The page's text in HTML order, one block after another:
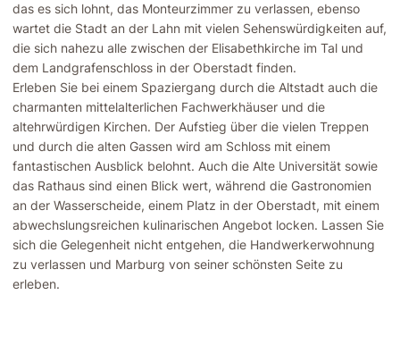
das es sich lohnt, das Monteurzimmer zu verlassen, ebenso
wartet die Stadt an der Lahn mit vielen Sehenswürdigkeiten auf,
die sich nahezu alle zwischen der Elisabethkirche im Tal und
dem Landgrafenschloss in der Oberstadt finden.
Erleben Sie bei einem Spaziergang durch die Altstadt auch die
charmanten mittelalterlichen Fachwerkhäuser und die
altehrwürdigen Kirchen. Der Aufstieg über die vielen Treppen
und durch die alten Gassen wird am Schloss mit einem
fantastischen Ausblick belohnt. Auch die Alte Universität sowie
das Rathaus sind einen Blick wert, während die Gastronomien
an der Wasserscheide, einem Platz in der Oberstadt, mit einem
abwechslungsreichen kulinarischen Angebot locken. Lassen Sie
sich die Gelegenheit nicht entgehen, die Handwerkerwohnung
zu verlassen und Marburg von seiner schönsten Seite zu
erleben.